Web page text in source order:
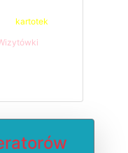
kartotek